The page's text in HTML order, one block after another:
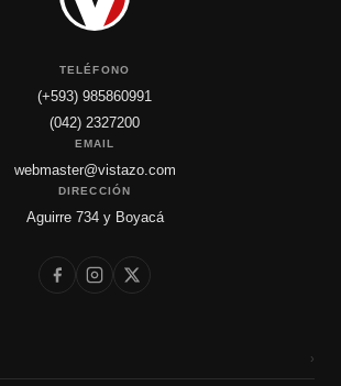
TELÉFONO
(+593) 985860991
(042) 2327200
EMAIL
webmaster@vistazo.com
DIRECCIÓN
Aguirre 734 y Boyacá
›